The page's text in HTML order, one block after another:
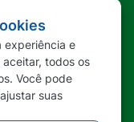
experiência e
todos os
Você pode
suas